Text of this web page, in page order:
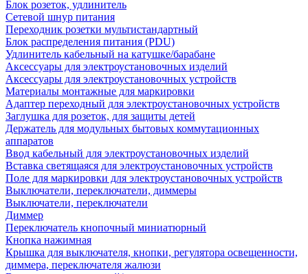
Блок розеток, удлинитель
Сетевой шнур питания
Переходник розетки мультистандартный
Блок распределения питания (PDU)
Удлинитель кабельный на катушке/барабане
Аксессуары для электроустановочных изделий
Аксессуары для электроустановочных устройств
Материалы монтажные для маркировки
Адаптер переходный для электроустановочных устройств
Заглушка для розеток, для защиты детей
Держатель для модульных бытовых коммутационных
аппаратов
Ввод кабельный для электроустановочных изделий
Вставка светящаяся для электроустановочных устройств
Поле для маркировки для электроустановочных устройств
Выключатели, переключатели, диммеры
Выключатели, переключатели
Диммер
Переключатель кнопочный миниатюрный
Кнопка нажимная
Крышка для выключателя, кнопки, регулятора освещенности,
диммера, переключателя жалюзи